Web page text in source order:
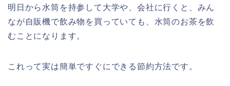
明日から水筒を持参して大学や、会社に行くと、みん
なが自販機で飲み物を買っていても、水筒のお茶を飲
むことになります。
これって実は簡単ですぐにできる節約方法です。